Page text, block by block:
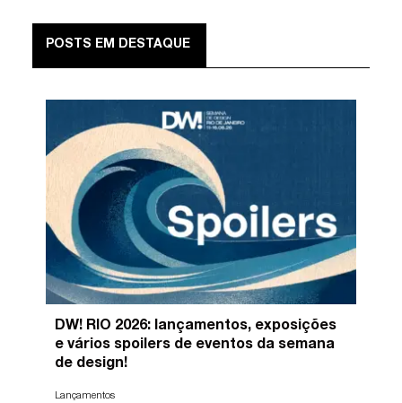
POSTS EM DESTAQUE
DW! RIO 2026: lançamentos, exposições
e vários spoilers de eventos da semana
de design!
Lançamentos